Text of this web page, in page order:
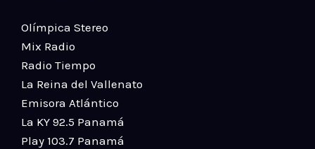
Olímpica Stereo
Mix Radio
Radio Tiempo
La Reina del Vallenato
Emisora Atlántico
La KY 92.5 Panamá
Play 103.7 Panamá